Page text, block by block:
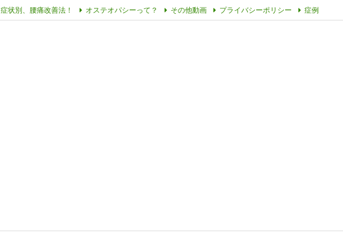
症状別、腰痛改善法！ オステオパシーって？ その他動画 プライバシーポリシー 症例